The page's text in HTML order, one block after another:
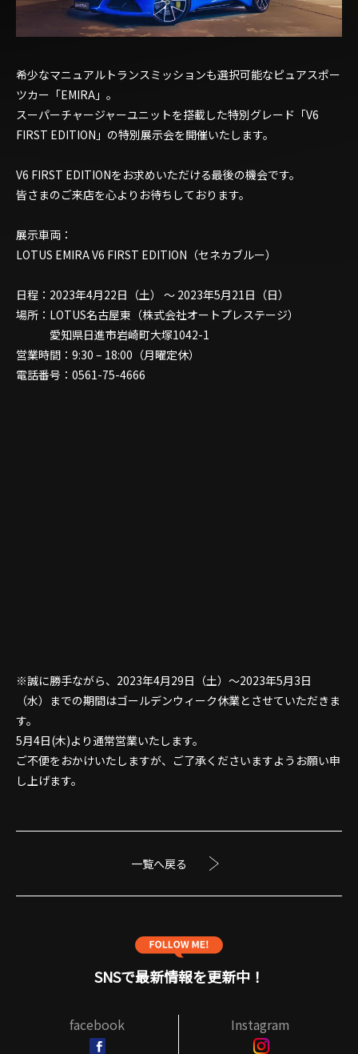
希少なマニュアルトランスミッションも選択可能なピュアスポー
ツカー「EMIRA」。
スーパーチャージャーユニットを搭載した特別グレード「V6
FIRST EDITION」の特別展示会を開催いたします。
V6 FIRST EDITIONをお求めいただける最後の機会です。
皆さまのご来店を心よりお待ちしております。
展示車両：
LOTUS EMIRA V6 FIRST EDITION（セネカブルー）
日程：2023年4月22日（土） ～ 2023年5月21日（日）
場所：LOTUS名古屋東（株式会社オートプレステージ）
愛知県日進市岩崎町大塚1042-1
営業時間：9:30 – 18:00（月曜定休）
電話番号：0561-75-4666
※誠に勝手ながら、2023年4月29日（土）～2023年5月3日
（水）までの期間はゴールデンウィーク休業とさせていただきま
す。
5月4日(木)より通常営業いたします。
ご不便をおかけいたしますが、ご了承くださいますようお願い申
し上げます。
一覧へ戻る
SNSで最新情報を更新中！
facebook Instagram